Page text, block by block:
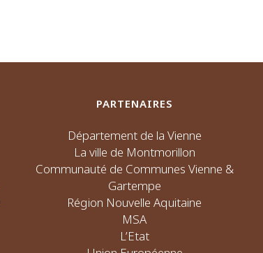
PARTENAIRES
Département de la Vienne
La ville de Montmorillon
Communauté de Communes Vienne &
Gartempe
Région Nouvelle Aquitaine
MSA
L’Etat